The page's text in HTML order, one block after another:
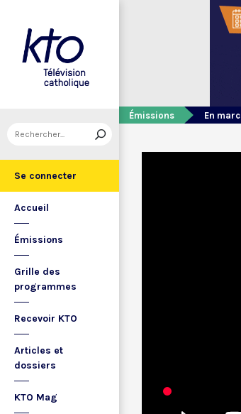
Se connecter
Accueil
Émissions
Grille des
programmes
Recevoir KTO
Articles et
dossiers
KTO Mag
Émissions En